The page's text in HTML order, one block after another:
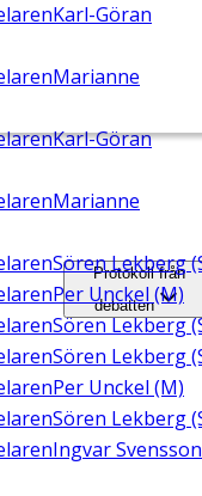
Karl-Göran
Marianne
Karl-Göran
Marianne
Sören Lekberg
Per Unckel (M)
Sören Lekberg
Sören Lekberg
Per Unckel (M)
Sören Lekberg
Ingvar Svensson
Protokoll från
debatten